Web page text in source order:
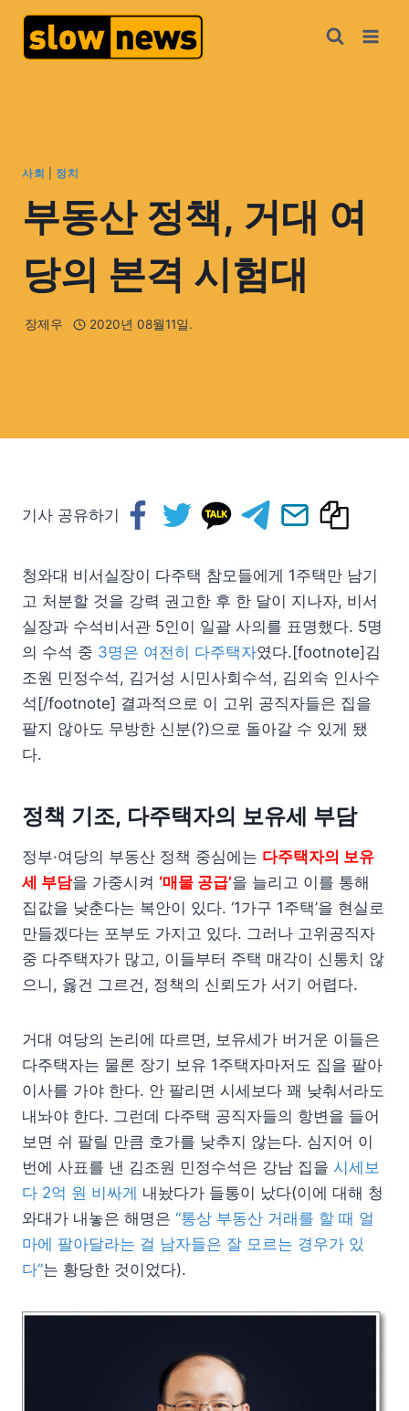
사회 정치
부동산 정책, 거대 여
당의 본격 시험대
장제우 2020년 08월11일.
기사 공유하기
청와대 비서실장이 다주택 참모들에게 1주택만 남기
고 처분할 것을 강력 권고한 후 한 달이 지나자, 비서
실장과 수석비서관 5인이 일괄 사의를 표명했다. 5명
의 수석 중 3명은 여전히 다주택자였다.[footnote]김
조원 민정수석, 김거성 시민사회수석, 김외숙 인사수
석[/footnote] 결과적으로 이 고위 공직자들은 집을
팔지 않아도 무방한 신분(?)으로 돌아갈 수 있게 됐
다.
정책 기조, 다주택자의 보유세 부담
정부·여당의 부동산 정책 중심에는 다주택자의 보유
세 부담을 가중시켜 ‘매물 공급’을 늘리고 이를 통해
집값을 낮춘다는 복안이 있다. ‘1가구 1주택’을 현실로
만들겠다는 포부도 가지고 있다. 그러나 고위공직자
중 다주택자가 많고, 이들부터 주택 매각이 신통치 않
으니, 옳건 그르건, 정책의 신뢰도가 서기 어렵다.
거대 여당의 논리에 따르면, 보유세가 버거운 이들은
다주택자는 물론 장기 보유 1주택자마저도 집을 팔아
이사를 가야 한다. 안 팔리면 시세보다 꽤 낮춰서라도
내놔야 한다. 그런데 다주택 공직자들의 항변을 들어
보면 쉬 팔릴 만큼 호가를 낮추지 않는다. 심지어 이
번에 사표를 낸 김조원 민정수석은 강남 집을 시세보
다 2억 원 비싸게 내놨다가 들통이 났다(이에 대해 청
와대가 내놓은 해명은 “통상 부동산 거래를 할 때 얼
마에 팔아달라는 걸 남자들은 잘 모르는 경우가 있
다”는 황당한 것이었다).